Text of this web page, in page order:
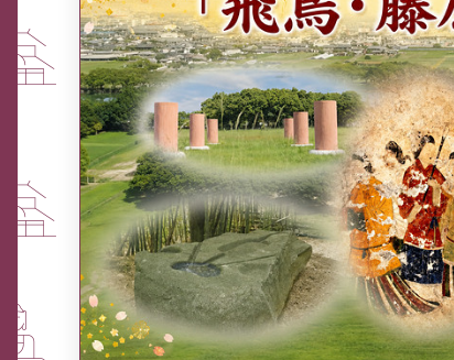
を受ける中小企業向け相談窓口
について
ふるさと納税なら、奈良